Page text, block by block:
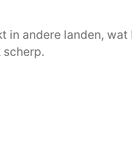
in andere landen, wat